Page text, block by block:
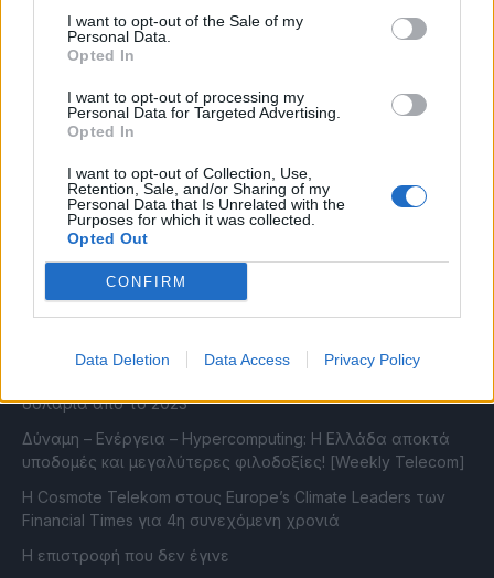
I want to opt-out of the Sale of my
Personal Data.
Opted In
I want to opt-out of processing my
Personal Data for Targeted Advertising.
Opted In
I want to opt-out of Collection, Use,
Retention, Sale, and/or Sharing of my
Personal Data that Is Unrelated with the
Purposes for which it was collected.
Opted Out
CONFIRM
Data Deletion Data Access Privacy Policy
Σύσκεψη υπό τον Κ. Μητσοτάκη για
6 Αυγούστου 2026
INFOCOM
Η Open Secure AI Alliance θέτει το SAFE σε δημόσια
δολάρια από το 2023
Δύναμη – Ενέργεια – Ηypercomputing: Η Ελλάδα αποκτά
υποδομές και μεγαλύτερες φιλοδοξίες! [Weekly Telecom]
Η Cosmote Telekom στους Europe’s Climate Leaders των
Financial Times για 4η συνεχόμενη χρονιά
Η επιστροφή που δεν έγινε